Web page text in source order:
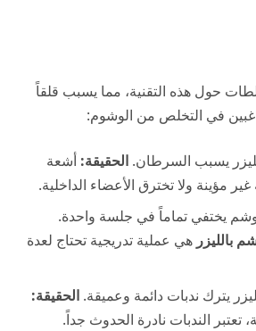
حول هذه التقنية، مما يسبب قلقاً
في التخلص من الوشوم:
يسبب السرطان. الحقيقة: أشعة
مؤينة ولا تخترق الأعضاء الداخلية.
يختفي تماماً في جلسة واحدة.
بالليزر هي عملية تدريجية تحتاج لعدة
يترك ندبات دائمة وعميقة. الحقيقة:
تعتبر الندبات نادرة الحدوث جداً.